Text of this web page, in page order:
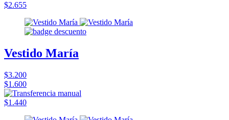
$2.655
Vestido María
$3.200
$1.600
$1.440